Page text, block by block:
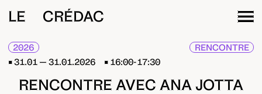
LE CRÉDAC
2026
RENCONTRE
31.01 — 31.01.2026
16:00-17:30
RENCONTRE AVEC ANA JOTTA